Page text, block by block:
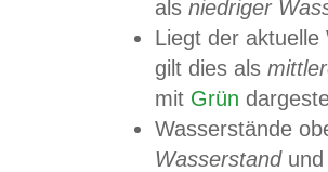
als niedriger
Liegt der
gilt dies als
mit Grün
Wasserstände
Wasserstandund